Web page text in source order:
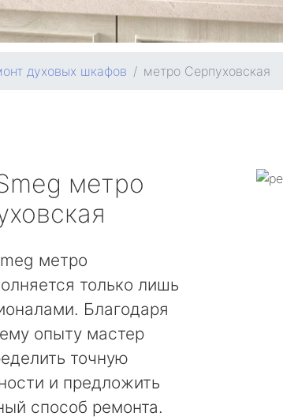
духовых шкафов метро Серпуховская
метро
метро
только лишь
Благодаря
опыту мастер
точную
и предложить
способ ремонта.